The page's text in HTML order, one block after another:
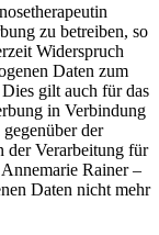
zu betreiben, so
Widerspruch
Daten zum
gilt auch für das
in Verbindung
der
der Verarbeitung für
Rainer –
Daten nicht mehr